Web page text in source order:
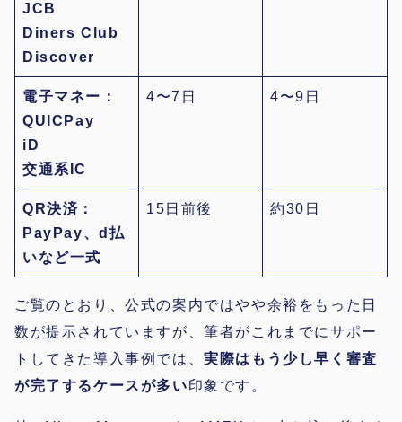
JCB
Diners Club
Discover
電子マネー：
QUICPay
iD
交通系IC
4〜7日 4〜9日
QR決済：
PayPay、d払
いなど一式
15日前後 約30日
ご覧のとおり、公式の案内ではやや余裕をもった日
数が提示されていますが、筆者がこれまでにサポー
トしてきた導入事例では、実際はもう少し早く審査
が完了するケースが多い印象です。